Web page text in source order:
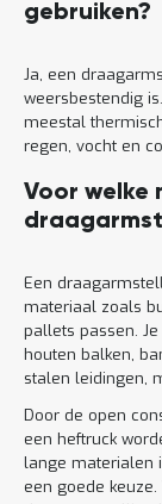
gebruiken?
Ja, een
weersbestendig
meestal
regen, vocht en
Voor welke
Een
materiaal zoals
pallets passen.
houten balken,
stalen leidingen,
Door de open
een heftruck
lange materialen
een goede